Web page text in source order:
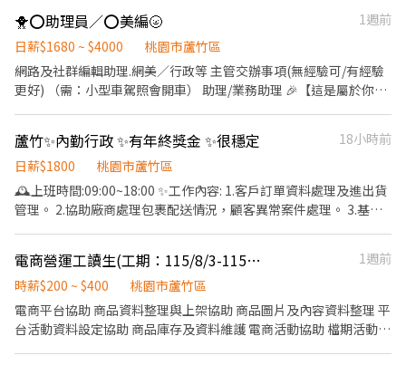
工福利】 🌟 年終獎金（依考核與績效發放） 🌟 員工旅遊補助 🌟 不
定期聚餐與團建活動 🌟 良好升遷制度與完善培訓 📢 喜歡挑戰又有
私訊洽詢～ 🔽🔽🔽如何應徵?🔽🔽🔽 應徵方式👉趕快點連結留言報
名喔！ https://lin.ee/L61OXnF 或加 @nhy5896h ♡截圖職缺文♡
私訊留下 ⌜姓名✚電話 指名安小姐專屬的職務內容\
🐥⭕️助理員／⭕️美編🌝
1週前
日薪$1680 ~ $4000
桃園市蘆竹區
網路及社群編輯助理.網美／行政等 主管交辦事項(無經驗可/有經驗
更好) （需：小型車駕照會開車） 助理/業務助理 🎉【這是屬於你的
高效執行主管交辦任務，成為團隊的超實力好夥伴！ 4. 擁有汽車駕
照，隨時準備開車出發，展現超靈活行動力！ 🌟【福利多到讓你心
動】 1. 國內外旅遊，讓你工作與生活兼得，開心去探索新天地！ 2.
婚喪喜慶禮金，你重要的時刻，我們總在身邊！ 3. 陪產假全員適
朋友加入，賺介紹費，分享好工作！ ✨【我們尋找這樣的你】 1. 必
備汽車駕照，行動力超群，隨時說走就走！ 2. 熱情、有活力，隨時
步向前拼未來！ 💰額外獎金絕對讓你驚喜連連！加入我們，和熱情
的夥伴一起邁向更美好的明天！準備好了嗎？Let’s GO！
蘆竹✨內勤行政 ✨有年終獎金 ✨很穩定
18小時前
日薪$1800
桃園市蘆竹區
🕰️上班時間:09:00~18:00 ✨工作內容: 1.客戶訂單資料處理及進出貨
管理。 2.協助廠商處理包裹配送情況，顧客異常案件處理。 3.基本
定假日另計 (固定休周日，另一天排休) 💵薪32000~38000起 ✅三節
獎金 ✅年終獎金 ✅生日禮金 ✅員工旅遊
電商營運工讀生(工期：115/8/3-115/12/31)
1週前
時薪$200 ~ $400
桃園市蘆竹區
電商平台協助 商品資料整理與上架協助 商品圖片及內容資料整理 平
台活動資料設定協助 商品庫存及資料維護 電商活動協助 檔期活動資